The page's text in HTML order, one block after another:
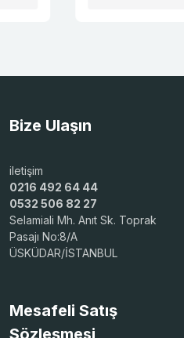
Bize Ulaşın
iletişim
0216 492 64 44
0532 506 82 27
Selamiali Mh. Anıt Sk. Toprak
Pasajı No:8/A
ÜSKÜDAR/İSTANBUL
Mesafeli Satış
Sözleşmesi